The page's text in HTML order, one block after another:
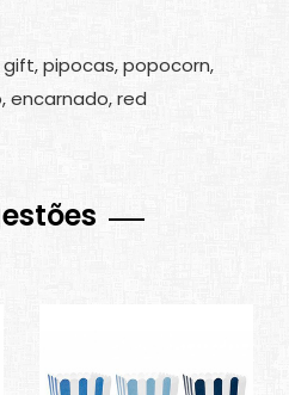
pipocas, popocorn,
encarnado, red